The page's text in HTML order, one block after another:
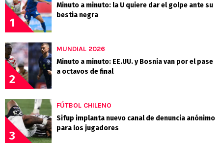
1
Minuto a minuto: la U quiere dar el golpe ante su
bestia negra
2
MUNDIAL 2026
Minuto a minuto: EE.UU. y Bosnia van por el pase
a octavos de final
3
FÚTBOL CHILENO
Sifup implanta nuevo canal de denuncia anónimo
para los jugadores